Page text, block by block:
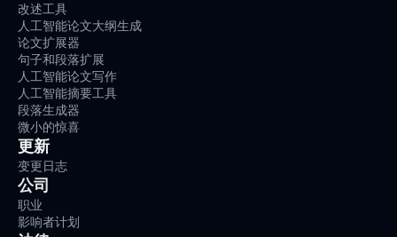
改述工具
人工智能论文大纲生成
论文扩展器
句子和段落扩展
人工智能论文写作
人工智能摘要工具
段落生成器
微小的惊喜
更新
变更日志
公司
职业
影响者计划